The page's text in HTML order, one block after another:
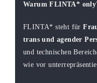
Warum FLINTA*
FLINTA* steht für
trans und agender
und technischen
wie vor